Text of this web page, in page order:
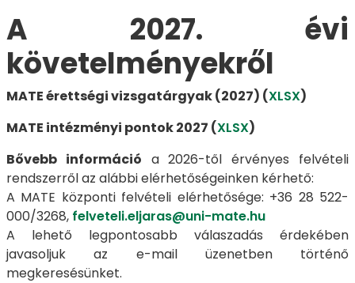
A 2027. évi
követelményekről
MATE érettségi vizsgatárgyak (2027) (XLSX)
MATE intézményi pontok 2027 (XLSX)
Bővebb információ a 2026-től érvényes felvételi
rendszerről az alábbi elérhetőségeinken kérhető:
A MATE központi felvételi elérhetősége: +36 28 522-
000/3268, felveteli.eljaras@uni-mate.hu
A lehető legpontosabb válaszadás érdekében
javasoljuk az e-mail üzenetben történő
megkeresésünket.